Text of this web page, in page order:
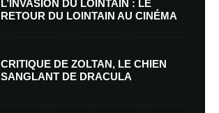
L’INVASION DU LOINTAIN : LE
RETOUR DU LOINTAIN AU CINÉMA
CRITIQUE DE ZOLTAN, LE CHIEN
SANGLANT DE DRACULA